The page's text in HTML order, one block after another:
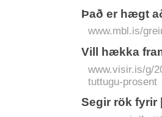
Það er hægt
www.mbl.is/
Vill hækka
www.visir.is/g/
tuttugu-prosent
Segir rök